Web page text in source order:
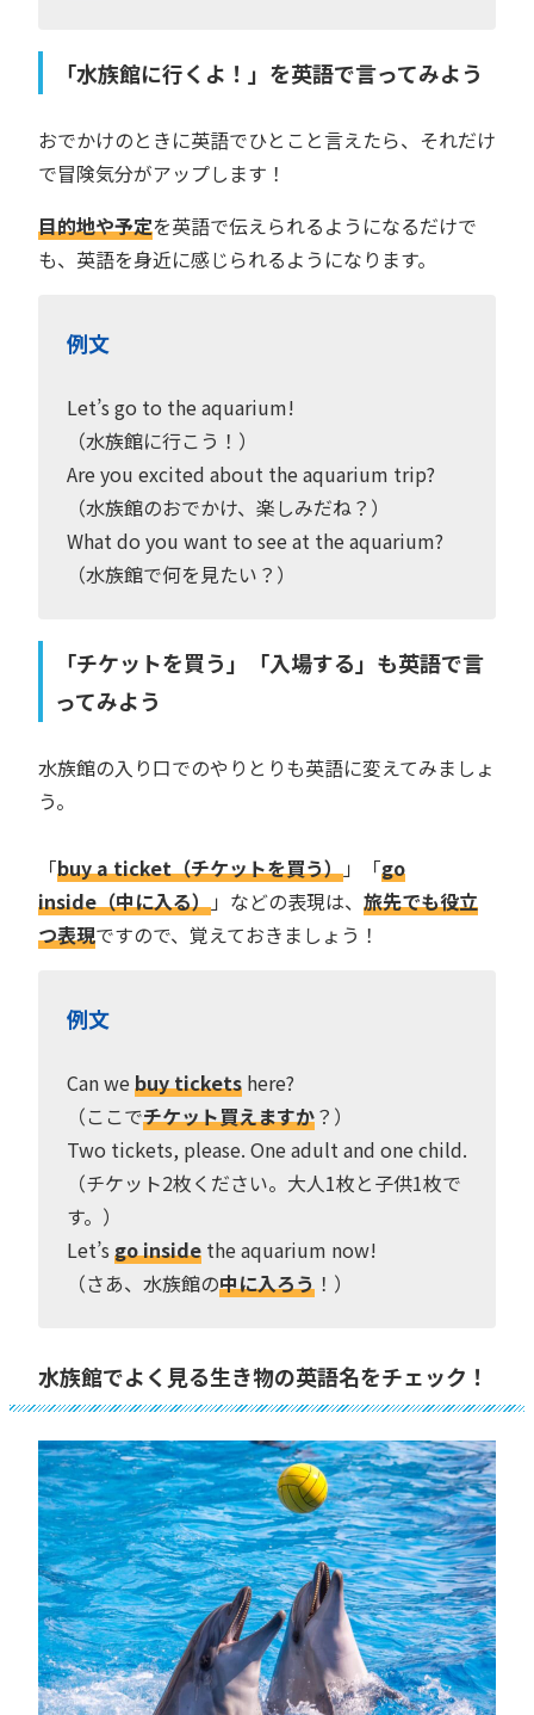
「水族館に行くよ！」を英語で言ってみよう
おでかけのときに英語でひとこと言えたら、それだけ
で冒険気分がアップします！
目的地や予定を英語で伝えられるようになるだけで
も、英語を身近に感じられるようになります。
例文
Let’s go to the aquarium!
（水族館に行こう！）
Are you excited about the aquarium trip?
（水族館のおでかけ、楽しみだね？）
What do you want to see at the aquarium?
（水族館で何を見たい？）
「チケットを買う」「入場する」も英語で言
ってみよう
水族館の入り口でのやりとりも英語に変えてみましょ
う。
「buy a ticket（チケットを買う）」「go
inside（中に入る）」などの表現は、 旅先でも役立
つ表現ですので、覚えておきましょう！
例文
Can webuy tickets here?
（ここでチケット買えますか？）
Two tickets, please. One adult and one child.
（チケット2枚ください。大人1枚と子供1枚で
す。）
Let’s go inside the aquarium now!
（さあ、水族館の中に入ろう ！）
水族館でよく見る生き物の英語名をチェック！